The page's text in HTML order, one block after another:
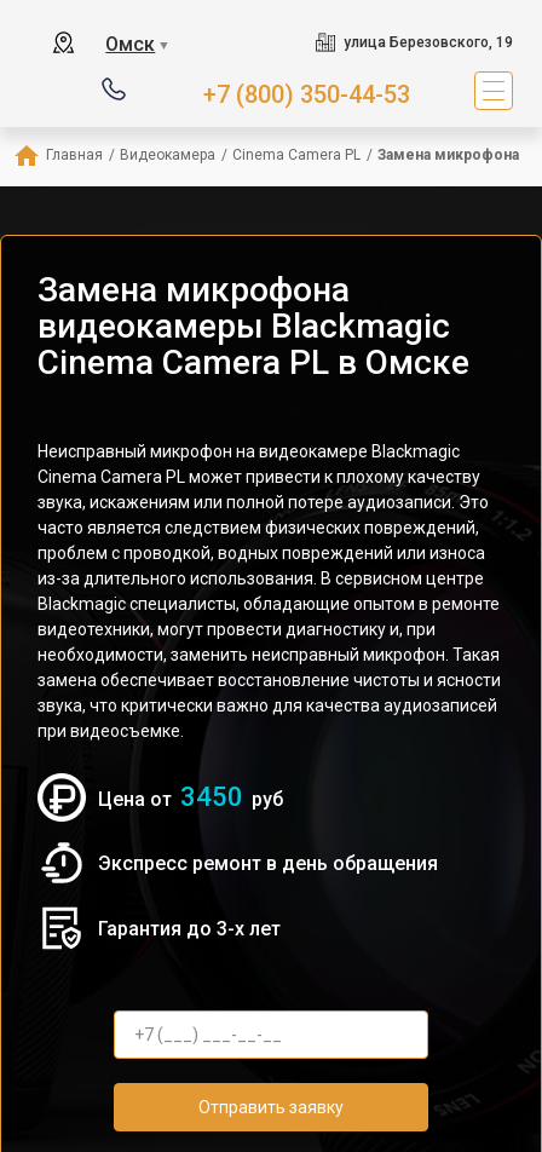
Омск ▼ улица Березовского, 19
+7 (800) 350-44-53
Главная / Видеокамера / Cinema Camera PL / Замена микрофона
Замена микрофона
видеокамеры Blackmagic
Cinema Camera PL в Омске
Неисправный микрофон на видеокамере Blackmagic
Cinema Camera PL может привести к плохому качеству
звука, искажениям или полной потере аудиозаписи. Это
часто является следствием физических повреждений,
проблем с проводкой, водных повреждений или износа
из-за длительного использования. В сервисном центре
Blackmagic специалисты, обладающие опытом в ремонте
видеотехники, могут провести диагностику и, при
необходимости, заменить неисправный микрофон. Такая
замена обеспечивает восстановление чистоты и ясности
звука, что критически важно для качества аудиозаписей
при видеосъемке.
Цена от 3450 руб
Экспресс ремонт в день обращения
Гарантия до 3-х лет
Отправить заявку